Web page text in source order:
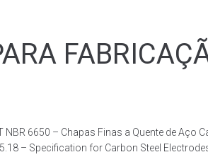
6650 – Chapas Finas a Quente de
– Specification for Carbon Steel